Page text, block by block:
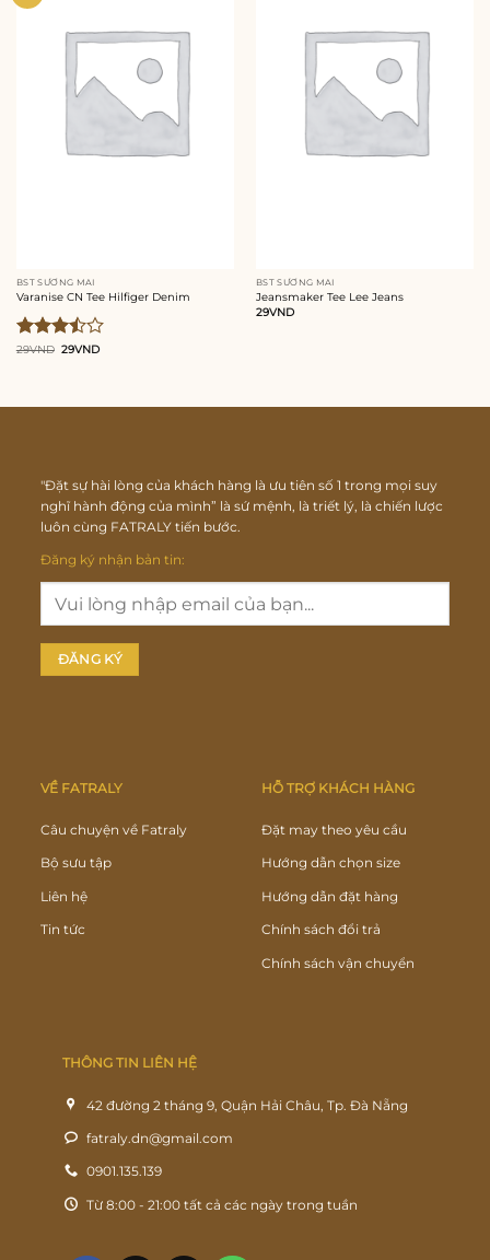
BST SƯƠNG MAI
Varanise CN Tee Hilfiger Denim
Được
3.505
29VND Giá
29VNDGiá
BST SƯƠNG MAI
Jeansmaker Tee Lee Jeans
29VND
"Đặt sự hài lòng của khách hàng là ưu tiên số 1 trong mọi suy
nghĩ hành động của mình” là sứ mệnh, là triết lý, là chiến lược
luôn cùng FATRALY tiến bước.
Đăng ký nhận bản tin:
VỀ FATRALY
Câu chuyện về Fatraly
Bộ sưu tập
Liên hệ
Tin tức
HỖ TRỢ KHÁCH HÀNG
Đặt may theo yêu cầu
Hướng dẫn chọn size
Hướng dẫn đặt hàng
Chính sách đổi trả
Chính sách vận chuyển
THÔNG TIN LIÊN HỆ
42 đường 2 tháng 9, Quận Hải Châu, Tp. Đà Nẵng
fatraly.dn@gmail.com
0901.135.139
Từ 8:00 - 21:00 tất cả các ngày trong tuần